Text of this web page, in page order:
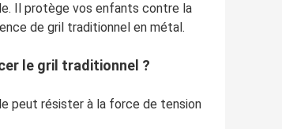
Il protège vos enfants contre la
de gril traditionnel en métal.
le gril traditionnel ?
peut résister à la force de tension